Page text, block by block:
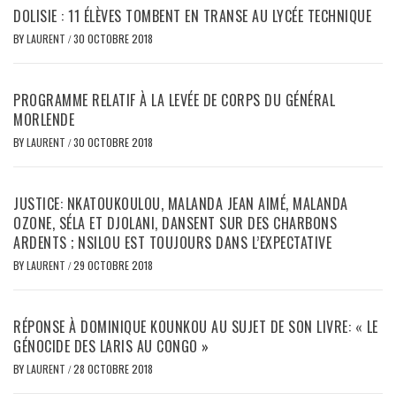
DOLISIE : 11 ÉLÈVES TOMBENT EN TRANSE AU LYCÉE TECHNIQUE
BYLAURENT /30 OCTOBRE 2018
PROGRAMME RELATIF À LA LEVÉE DE CORPS DU GÉNÉRAL
MORLENDE
BYLAURENT /30 OCTOBRE 2018
JUSTICE: NKATOUKOULOU, MALANDA JEAN AIMÉ, MALANDA
OZONE, SÉLA ET DJOLANI, DANSENT SUR DES CHARBONS
ARDENTS ; NSILOU EST TOUJOURS DANS L’EXPECTATIVE
BYLAURENT /29 OCTOBRE 2018
RÉPONSE À DOMINIQUE KOUNKOU AU SUJET DE SON LIVRE: « LE
GÉNOCIDE DES LARIS AU CONGO »
BYLAURENT /28 OCTOBRE 2018